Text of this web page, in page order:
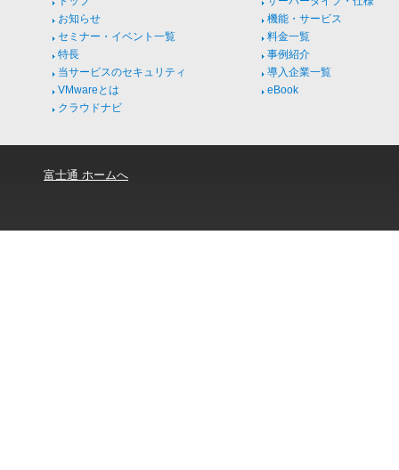
お知らせ
セミナー・イベント一覧
特長
当サービスのセキュリティ
VMwareとは
クラウドナビ
機能・サービス
料金一覧
事例紹介
導入企業一覧
eBook
富士通 ホームへ